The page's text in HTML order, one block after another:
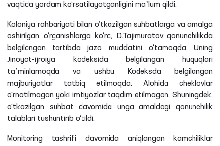
vaqtida yordam ko‘rsatilayotganligini maʼlum qildi.
Koloniya rahbariyati bilan o‘tkazilgan suhbatlarga va amalga
oshirilgan o‘rganishlarga ko‘ra, D.Tajimuratovqonunchilikda
belgilangan tartibda jazo muddatini o‘tamoqda. Uning
Jinoyat-ijroiya kodeksida belgilangan huquqlari
taʼminlamoqda va ushbu Kodeksda belgilangan
majburiyatlar tatbiq etilmoqda. Alohida cheklovlar
o‘rnatilmagan yoki imtiyozlar taqdim etilmagan. Shuningdek,
o‘tkazilgan suhbat davomida unga amaldagi qonunchilik
talablari tushuntirib o‘tildi.
Monitoring tashrifi davomida aniqlangan kamchiliklar